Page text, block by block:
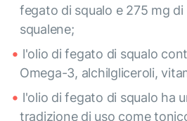
fegato di squalo e 275 mg di
squalene;
l'olio di fegato di squalo
Omega-3, alchilgliceroli,
l'olio di fegato di squalo ha
tradizione di uso come